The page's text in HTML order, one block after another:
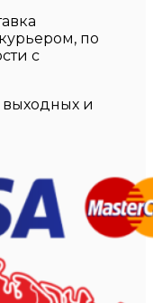
по
с
выходных и